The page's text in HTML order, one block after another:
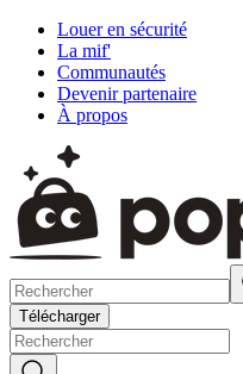
Louer en sécurité
La mif'
Communautés
Devenir partenaire
À propos
Télécharger